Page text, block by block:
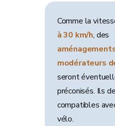
Comme la
à 30 km/h, des
modérateurs
seront
préconisés. Ils
compatibles
vélo.